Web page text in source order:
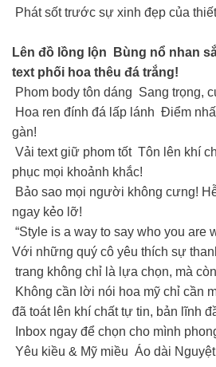
Phát sốt trước sự xinh đẹp của
Lên đồ lồng lộn Bùng nổ nhan
text phối hoa thêu đá trắng!
Phom body tôn dáng Sang trọng,
Hoa ren đính đá lấp lánh Điểm
gàn!
Vải text giữ phom tốt Tôn lên khí
phục mọi khoảnh khắc!
Bảo sao mọi người không cưng!
ngay kẻo lỡ!
“Style is a way to say who you are
Với những quý cô yêu thích sự
trang không chỉ là lựa chọn, mà
Không cần lời nói hoa mỹ chỉ cần
đã toát lên khí chất tự tin, bản lĩnh
Inbox ngay để chọn cho mình
Yêu kiều & Mỹ miều Áo dài